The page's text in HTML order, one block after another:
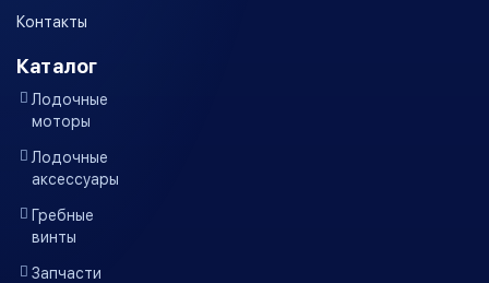
Контакты
Каталог
Лодочные
моторы
Лодочные
аксессуары
Гребные
винты
Запчасти